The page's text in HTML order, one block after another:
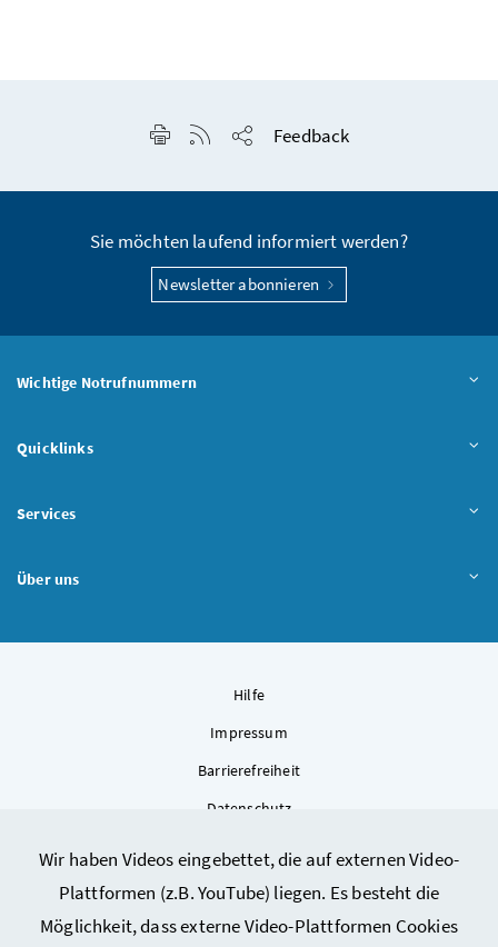
Wir haben Videos eingebettet, die auf externen Video-
Plattformen (z.B. YouTube) liegen. Es besteht die
Möglichkeit, dass externe Video-Plattformen Cookies
Seite drucken
RSS-Feed anzeigen
Feedback
Sie möchten laufend informiert werden?
Newsletter abonnieren
Wichtige Notrufnummern
Quicklinks
Services
Über uns
Hilfe
Impressum
Barrierefreiheit
Datenschutz
Sitemap
Cookie-Einstellungen